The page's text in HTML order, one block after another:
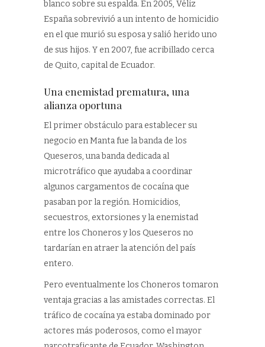
blanco sobre su espalda. En 2005, Véliz
España sobrevivió a un intento de homicidio
en el que murió su esposa y salió herido uno
de sus hijos. Y en 2007, fue acribillado cerca
de Quito, capital de Ecuador.
Una enemistad prematura, una
alianza oportuna
El primer obstáculo para establecer su
negocio en Manta fue la banda de los
Queseros, una banda dedicada al
microtráfico que ayudaba a coordinar
algunos cargamentos de cocaína que
pasaban por la región. Homicidios,
secuestros, extorsiones y la enemistad
entre los Choneros y los Queseros no
tardarían en atraer la atención del país
entero.
Pero eventualmente los Choneros tomaron
ventaja gracias a las amistades correctas. El
tráfico de cocaína ya estaba dominado por
actores más poderosos, como el mayor